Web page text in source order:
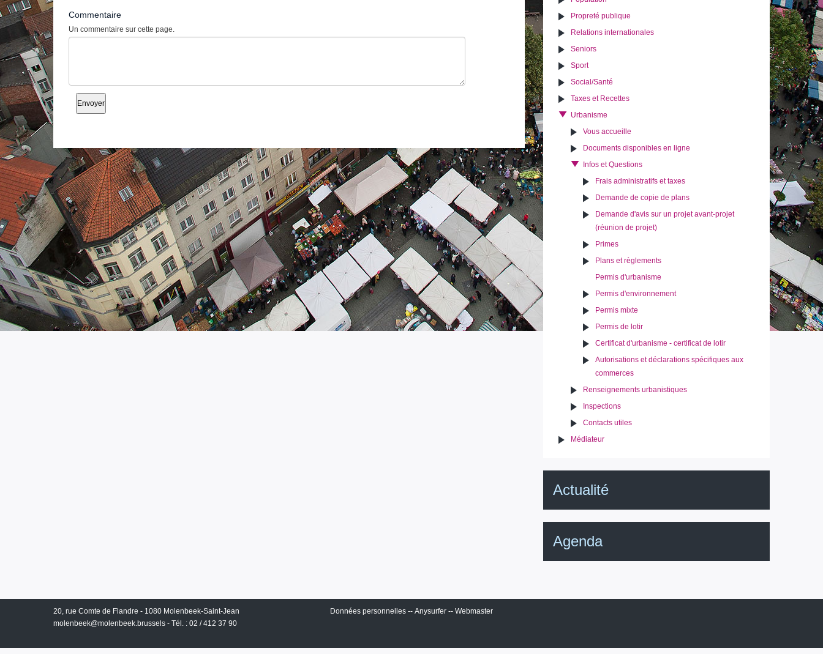
Commentaire
Un commentaire sur cette page.
Propreté publique
Relations internationales
Seniors
Sport
Social/Santé
Taxes et Recettes
Urbanisme
Vous accueille
Documents disponibles en ligne
Infos et Questions
Frais administratifs et taxes
Demande de copie de plans
Demande d'avis sur un projet avant-projet
(réunion de projet)
Primes
Plans et règlements
Permis d'urbanisme
Permis d'environnement
Permis mixte
Permis de lotir
Certificat d'urbanisme - certificat de lotir
Autorisations et déclarations spécifiques aux
commerces
Renseignements urbanistiques
Inspections
Contacts utiles
Médiateur
Actualité
Agenda
20, rue Comte de Flandre - 1080 Molenbeek-Saint-Jean
molenbeek@molenbeek.brussels - Tél. : 02 / 412 37 90
Données personnelles -- Anysurfer -- Webmaster